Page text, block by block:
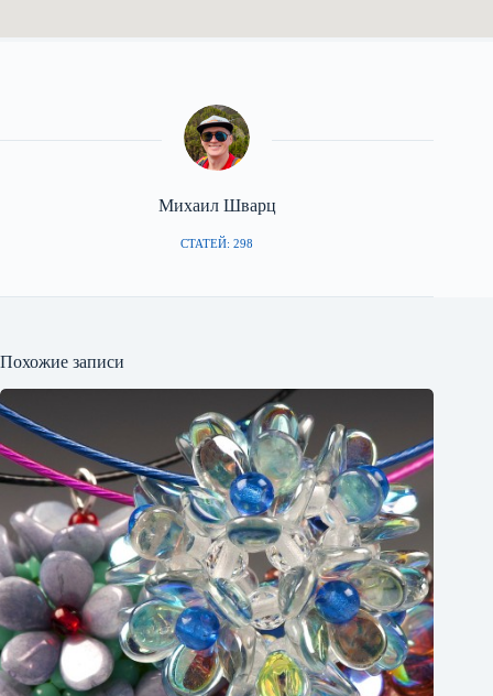
Михаил Шварц
СТАТЕЙ: 298
Похожие записи